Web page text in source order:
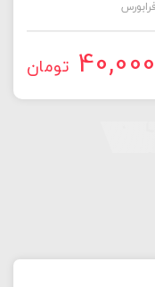
تومان